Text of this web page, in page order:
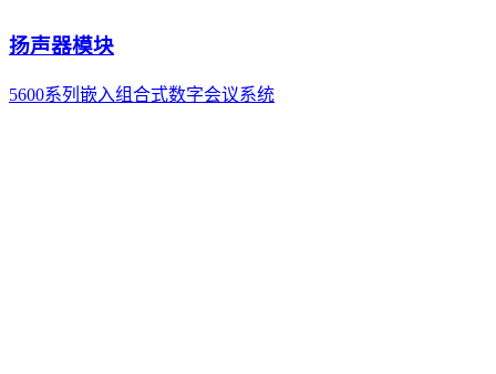
扬声器模块
5600系列嵌入组合式数字会议系统